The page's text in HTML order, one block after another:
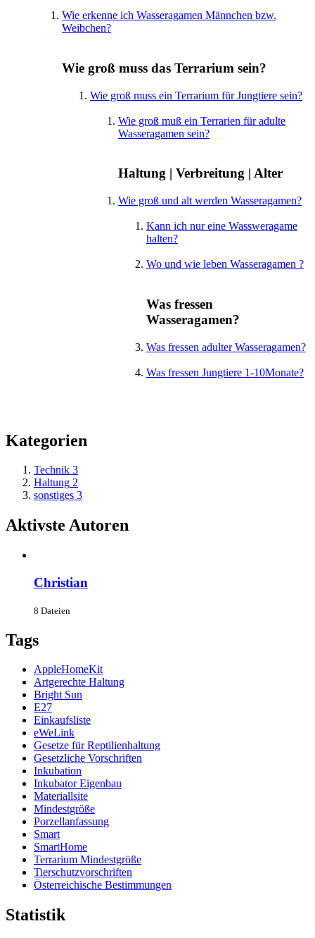
Wie erkenne ich Wasseragamen Männchen bzw.
Weibchen?
Wie groß muss das Terrarium sein?
Wie groß muss ein Terrarium für Jungtiere sein?
Wie groß muß ein Terrarien für adulte
Wasseragamen sein?
Haltung | Verbreitung | Alter
Wie groß und alt werden Wasseragamen?
Kann ich nur eine Wassweragame
halten?
Wo und wie leben Wasseragamen ?
Was fressen
Wasseragamen?
Was fressen adulter Wasseragamen?
Was fressen Jungtiere 1-10Monate?
Kategorien
Technik 3
Haltung 2
sonstiges 3
Aktivste Autoren
Christian
8 Dateien
Tags
AppleHomeKit
Artgerechte Haltung
Bright Sun
E27
Einkaufsliste
eWeLink
Gesetze für Reptilienhaltung
Gesetzliche Vorschriften
Inkubation
Inkubator Eigenbau
Materiallsite
Mindestgröße
Porzellanfassung
Smart
SmartHome
Terrarium Mindestgröße
Tierschutzvorschriften
Österreichische Bestimmungen
Statistik